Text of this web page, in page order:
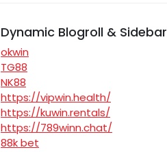
Dynamic Blogroll & Sidebar
okwin
TG88
NK88
https://vipwin.health/
https://kuwin.rentals/
https://789winn.chat/
88k bet